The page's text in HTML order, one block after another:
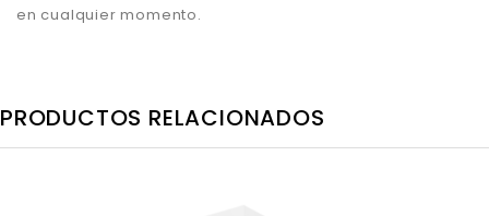
en cualquier momento.
PRODUCTOS RELACIONADOS